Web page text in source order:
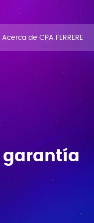
Acerca de CPA FERRERE
garantía